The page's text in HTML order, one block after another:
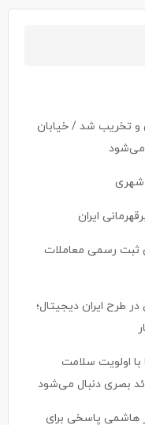
و تخریب شد / خیابان
شهری
ایران
ثبت رسمی معاملات
متخصص در طرح ایران دیجیتال؛
اولویت سلامت
بصری دنبال می‌شود
هاشمی پاسخی برای